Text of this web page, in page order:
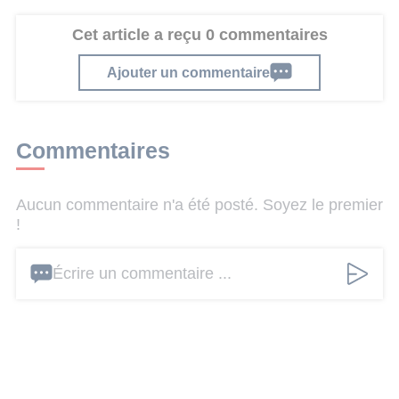
Cet article a reçu 0 commentaires
Ajouter un commentaire
Commentaires
Aucun commentaire n'a été posté. Soyez le premier
!
Écrire un commentaire ...